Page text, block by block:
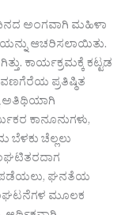
ಅಂಗವಾಗಿ ಮಹಿಳಾ
ಆಚರಿಸಲಾಯಿತು.
ಕಾರ್ಯಕ್ರಮಕ್ಕೆ ಕಟ್ಟಡ
ಪ್ರತಿಷ್ಠಿತ
ಅತಿಥಿಯಾಗಿ
ಕಾನೂನುಗಳು,
ಚೆಲ್ಲಲು
ಪಡೆಯಲು, ಘನತೆಯ
ಮೂಲಕ